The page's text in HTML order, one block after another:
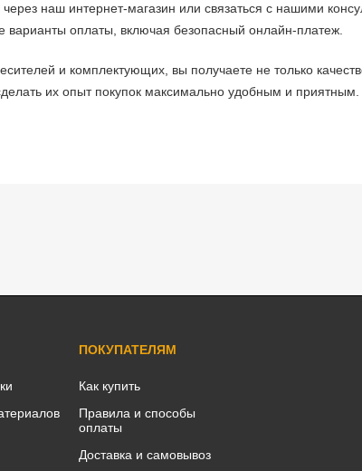
наш интернет-магазин или связаться с нашими
оплаты, включая безопасный онлайн-платеж.
и комплектующих, вы получаете не только
их опыт покупок максимально удобным и приятным.
ПОКУПАТЕЛЯМ
Как купить
Правила и способы
оплаты
Доставка и самовывоз